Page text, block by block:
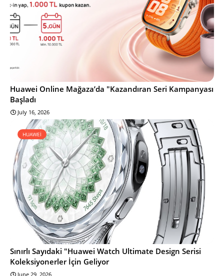
Huawei Online Mağaza’da "Kazandıran Seri Kampanyası
Başladı
July 16, 2026
HUAWEİ
Sınırlı Sayıdaki "Huawei Watch Ultimate Design Serisi
Koleksiyonerler İçin Geliyor
June 29, 2026